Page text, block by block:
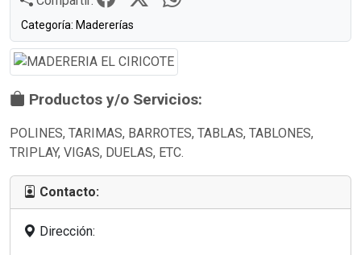
Categoría: Madererías
Productos y/o Servicios:
POLINES, TARIMAS, BARROTES, TABLAS, TABLONES,
TRIPLAY, VIGAS, DUELAS, ETC.
Contacto:
Dirección: